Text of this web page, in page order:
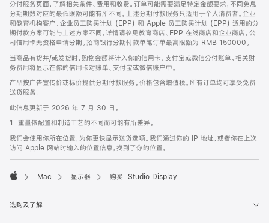
分付服务页面，了解相关条件、费用和收费。订单可能需要满足特定金额要求，不同免息
分期期数对应的最低限额可能有所不同。上述分期付款服务只适用于个人消费者。企业
和教育机构客户、企业员工购买计划 (EPP) 和 Apple 员工购买计划 (EPP) 适用的分
期付款方案可能与上述方案不同，详情请参见教育商店、EPP 在线商店和企业商店。公
司信用卡无资格申请分期。招商银行分期付款单笔订单最高限额为 RMB 150000。
当商品有货并/或发货时，购物金额将计入你的信用卡、支付宝或微信分付账单。相关财
务费用将显示在你的信用卡对账单、支付宝或微信账户中。
产品按广告宣传价或标价提供分期付款服务。价格包含增值税。所有订单均可享受免费
送货服务。
此信息更新于 2026 年 7 月 30 日。
1. 重量依配置和制造工艺的不同而可能有所差异。
我们会使用你所在位置，为你更快显示送货选项。我们通过你的 IP 地址，或者你在上次
访问 Apple 网站时输入的位置信息，找到了你的位置。
Mac 显示器 购买 Studio Display
选购及了解